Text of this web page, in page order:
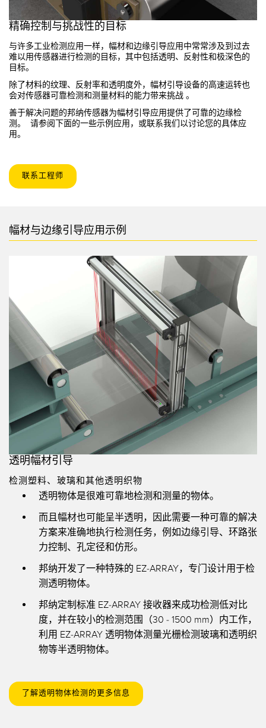
精确控制与挑战性的目标
与许多工业检测应用一样，幅材和边缘引导应用中常常涉及到过去
难以用传感器进行检测的目标，其中包括透明、反射性和极深色的
目标。
除了材料的纹理、反射率和透明度外，幅材引导设备的高速运转也
会对传感器可靠检测和测量材料的能力带来挑战 。
善于解决问题的邦纳传感器为幅材引导应用提供了可靠的边缘检
测。 请参阅下面的一些示例应用，或联系我们以讨论您的具体应
用。
联系工程师
幅材与边缘引导应用示例
透明幅材引导
检测塑料、玻璃和其他透明织物
透明物体是很难可靠地检测和测量的物体。
而且幅材也可能呈半透明，因此需要一种可靠的解决
方案来准确地执行检测任务，例如边缘引导、环路张
力控制、孔定径和仿形。
邦纳开发了一种特殊的 EZ-ARRAY，专门设计用于检
测透明物体。
邦纳定制标准 EZ-ARRAY 接收器来成功检测低对比
度，并在较小的检测范围（30 - 1500 mm）内工作，
利用 EZ-ARRAY 透明物体测量光栅检测玻璃和透明织
物等半透明物体。
了解透明物体检测的更多信息